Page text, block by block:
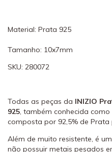
Material: Prata 925
Tamanho: 10x7mm
SKU: 280072
Todas as peças da INIZIO
925, também conhecida
composta por 92,5% de
Além de muito resistente, é
não possuir metais pesados